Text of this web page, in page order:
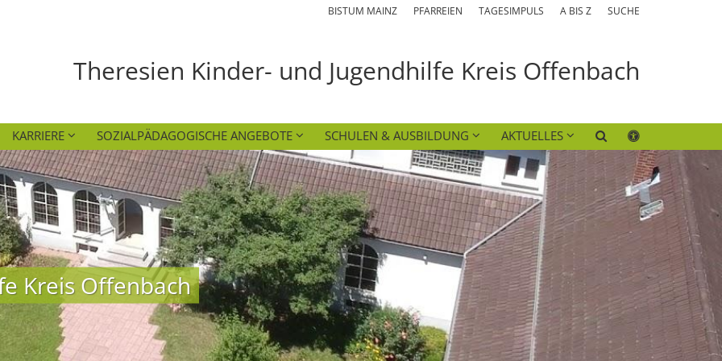
BISTUM MAINZ PFARREIEN TAGESIMPULS A BIS Z SUCHE
Theresien Kinder- und Jugendhilfe Kreis Offenbach
KARRIERE SOZIALPÄDAGOGISCHE ANGEBOTE SCHULEN & AUSBILDUNG AKTUELLES
Kreis Offenbach